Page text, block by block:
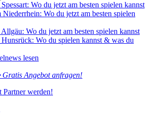
Wo du jetzt am besten spielen kannst
Niederrhein: Wo du jetzt am besten spielen
Wo du jetzt am besten spielen kannst
Wo du spielen kannst & was du
lesen
Angebot anfragen!
Partner werden!